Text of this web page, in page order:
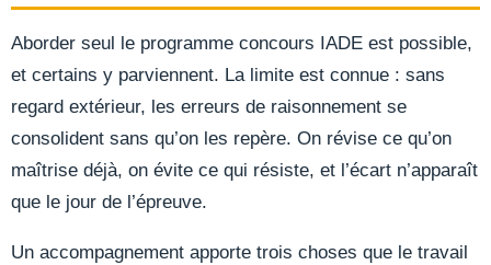
Aborder seul le programme concours IADE est possible,
et certains y parviennent. La limite est connue : sans
regard extérieur, les erreurs de raisonnement se
consolident sans qu’on les repère. On révise ce qu’on
maîtrise déjà, on évite ce qui résiste, et l’écart n’apparaît
que le jour de l’épreuve.
Un accompagnement apporte trois choses que le travail